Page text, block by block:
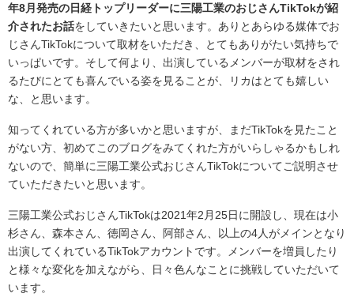
年8月発売の日経トップリーダーに三陽工業のおじさんTikTokが紹
介されたお話をしていきたいと思います。ありとあらゆる媒体でお
じさんTikTokについて取材をいただき、とてもありがたい気持ちで
いっぱいです。そして何より、出演しているメンバーが取材をされ
るたびにとても喜んでいる姿を見ることが、リカはとても嬉しい
な、と思います。
知ってくれている方が多いかと思いますが、まだTikTokを見たこと
がない方、初めてこのブログをみてくれた方がいらしゃるかもしれ
ないので、簡単に三陽工業公式おじさんTikTokについてご説明させ
ていただきたいと思います。
三陽工業公式おじさんTikTokは2021年2月25日に開設し、現在は小
杉さん、森本さん、徳岡さん、阿部さん、以上の4人がメインとなり
出演してくれているTikTokアカウントです。メンバーを増員したり
と様々な変化を加えながら、日々色んなことに挑戦していただいて
います。